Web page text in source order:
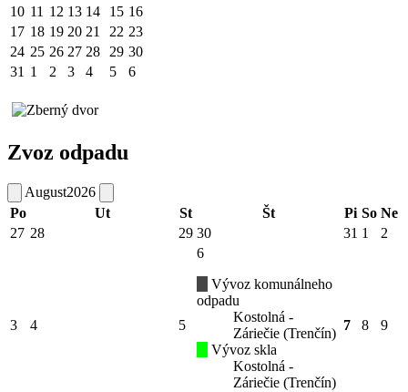
10 11 12 13 14 15 16
17 18 19 20 21 22 23
24 25 26 27 28 29 30
31 1 2 3 4 5 6
Zvoz odpadu
August2026
Po
Ut St Št Pi So Ne
27 28 29 30 31 1 2
3 4 5
6
Vývoz komunálneho
odpadu
Kostolná -
Záriečie (Trenčín)
Vývoz skla
Kostolná -
Záriečie (Trenčín)
7 8 9